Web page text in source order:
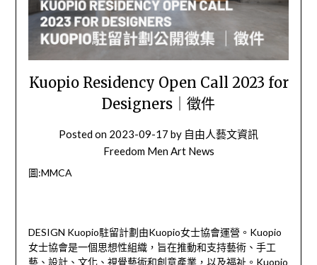
Kuopio Residency Open Call 2023 for
Designers｜徵件
Posted on 2023-09-17 by 自由人藝文資訊
Freedom Men Art News
圖:MMCA
DESIGN Kuopio駐留計劃由Kuopio女士協會運營。Kuopio
女士協會是一個思想性組織，旨在推動和支持藝術、手工
藝、設計、文化、視覺藝術和創意產業，以及福祉。Kuopio